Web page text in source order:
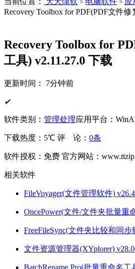
> >
Recovery Toolbox for PDF(PDF文件
Recovery Toolbox for
工具) v2.11.27.0 下载
更新时间： 7分钟前
✔
软件类别： 管理处理应用平台：
下载热度：5℃ 评 论： 0条
软件授权：免费 官方网站：
相关软件
FileVoyager(文件管理软件)
OncePower(文件/文件夹批量重
FreeFileSync(文件夹比较和同步
文件资源管理器(XYplorer)
BatchRename Pro(批量重命名